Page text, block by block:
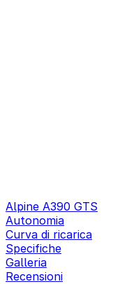
Alpine A390 GTS
Autonomia
Curva di ricarica
Specifiche
Galleria
Recensioni